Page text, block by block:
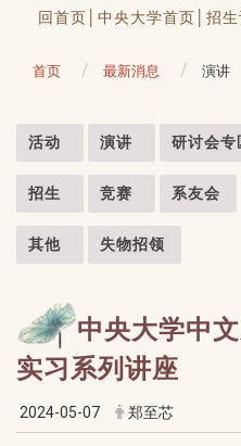
回首页│ 中央大学首页│ 招生
首页 最新消息 演讲
活动 演讲 研讨会专
招生 竞赛 系友会
其他 失物招领
中央大学中
实习系列讲座
2024-05-07 郑至芯